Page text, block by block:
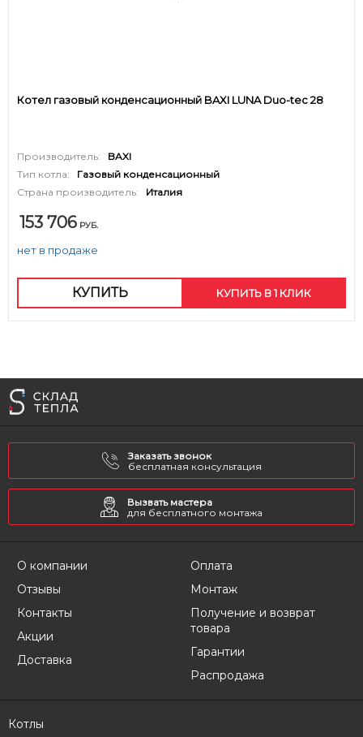
Котел газовый конденсационный BAXI LUNA Duo-tec 28
Производитель:
BAXI
Тип котла:
Газовый конденсационный
Страна производитель:
Италия
153 706 РУБ.
нет в продаже
КУПИТЬ КУПИТЬ В 1 КЛИК
Заказать звонок
бесплатная консультация
Вызвать мастера
для бесплатного монтажа
О компании
Отзывы
Контакты
Акции
Доставка
Оплата
Монтаж
Получение и возврат
товара
Гарантии
Распродажа
Котлы